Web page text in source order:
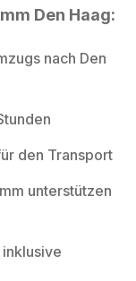
Den Haag:
nach Den
den Transport
unterstützen